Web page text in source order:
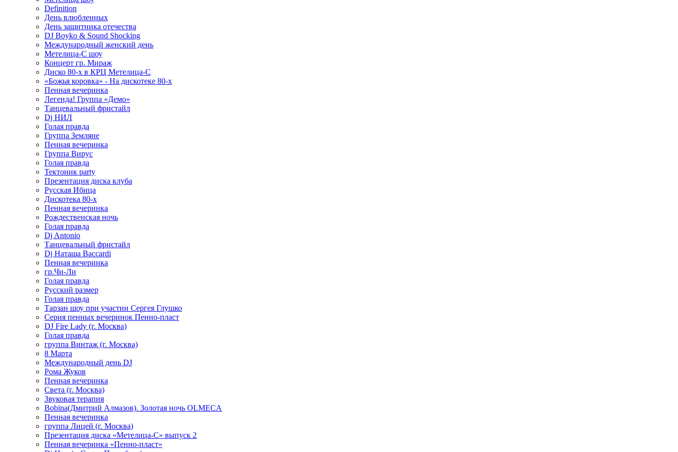
Definition
День влюбленных
День защитника отечества
DJ Boyko & Sound Shocking
Международный женский день
Метелица-С шоу
Концерт гр. Мираж
Диско 80-х в КРЦ Метелица-С
«Божья коровка» - На дискотеке 80-х
Пенная вечеринка
Легенда! Группа «Демо»
Танцевальный фристайл
Dj НИЛ
Голая правда
Группа Земляне
Пенная вечеринка
Группа Вирус
Голая правда
Тектоник party
Презентация диска клуба
Русская Ибица
Дискотека 80-х
Пенная вечеринка
Рождественская ночь
Голая правда
Dj Antonio
Танцевальный фристайл
Dj Наташа Baccardi
Пенная вечеринка
гр.Чи-Ли
Голая правда
Русский размер
Голая правда
Тарзан шоу при участии Сергея Глушко
Серия пенных вечеринок Пенно-пласт
DJ Fire Lady (г. Москва)
Голая правда
группа Винтаж (г. Москва)
8 Марта
Международный день DJ
Рома Жуков
Пенная вечеринка
Света (г. Москва)
Звуковая терапия
Bobina(Дмитрий Алмазов). Золотая ночь OLMECA
Пенная вечеринка
группа Лицей (г. Москва)
Презентация диска «Метелица-С» выпуск 2
Пенная вечеринка «Пенно-пласт»